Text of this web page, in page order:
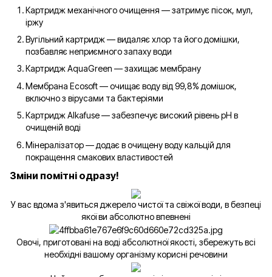
Картридж механічного очищення — затримує пісок, мул,
іржу
Вугільний картридж — видаляє хлор та його домішки,
позбавляє неприємного запаху води
Картридж AquaGreen — захищає мембрану
Мембрана Ecosoft — очищає воду від 99,8% домішок,
включно з вірусами та бактеріями
Картридж Alkafuse — забезпечує високий рівень рН в
очищеній воді
Мінералізатор — додає в очищену воду кальцій для
покращення смакових властивостей
Зміни помітні одразу!
У вас вдома з'явиться джерело чистої та свіжої води, в безпеці
якої ви абсолютно впевнені
Овочі, приготовані на воді абсолютної якості, збережуть всі
необхідні вашому організму корисні речовини